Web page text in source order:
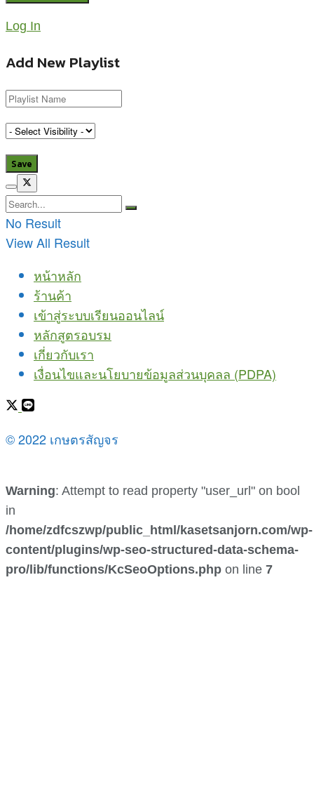
Log In
Add New Playlist
No Result
View All Result
หน้าหลัก
ร้านค้า
เข้าสู่ระบบเรียนออนไลน์
หลักสูตรอบรม
เกี่ยวกับเรา
เงื่อนไขและนโยบายข้อมูลส่วนบุคลล (PDPA)
© 2022 เกษตรสัญจร
Warning: Attempt to read property "user_url" on bool
in
/home/zdfcszwp/public_html/kasetsanjorn.com/wp-
content/plugins/wp-seo-structured-data-schema-
pro/lib/functions/KcSeoOptions.php on line 7